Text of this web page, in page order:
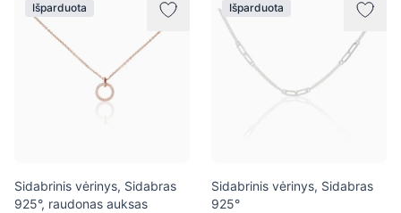
Išparduota
Sidabrinis vėrinys, Sidabras
925°, raudonas auksas
Išparduota
Sidabrinis vėrinys, Sidabras
925°